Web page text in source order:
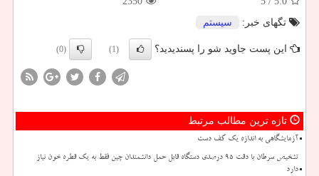
تگهای خبر:
سیستم
این پست جاوید شو را پسندیدید؟ (1)
(0)
تازه ترین مطالب مرتبط
آزمایشگاهی به اندازه یک کف دست
تشخیص سرطان با دقت ۹۵ درصدی دستگاه قابل حمل دانشمندان چین فقط به یک قطره خون نیاز
دارد